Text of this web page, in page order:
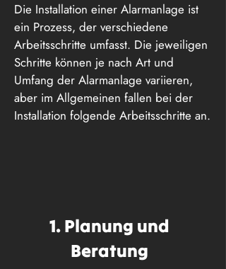
Die Installation einer Alarmanlage ist
ein Prozess, der verschiedene
Arbeitsschritte umfasst. Die jeweiligen
Schritte können je nach Art und
Umfang der Alarmanlage variieren,
aber im Allgemeinen fallen bei der
Installation folgende Arbeitsschritte an.
1. Planung und
Beratung